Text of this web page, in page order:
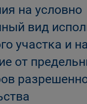
на условно
вид
участка и на
от